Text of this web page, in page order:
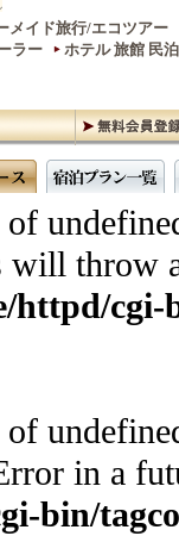
メイド旅行/エコツアー
ラー
ホテル 旅館 民
of
will throw
httpd/cgi-
of
in a
bin/